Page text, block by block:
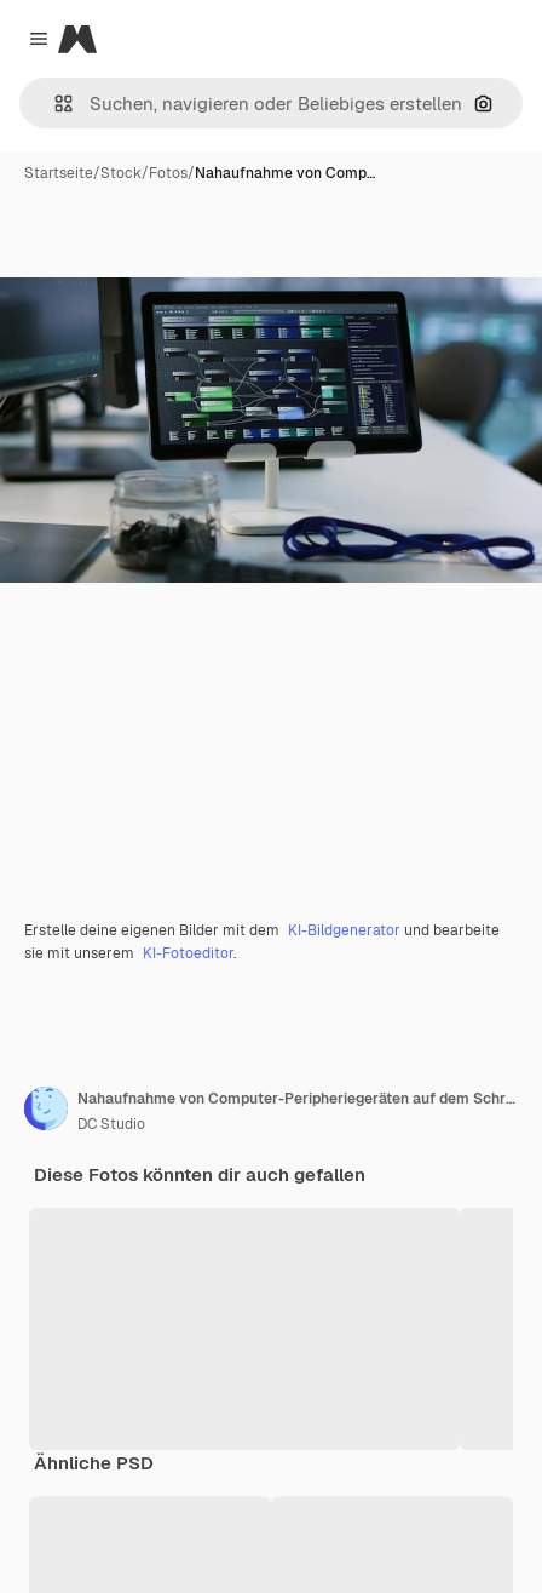
Close menu
Magnific
Nach
Startseite/Stock/Fotos/Nahaufnahme von Comp…
Erstelle deine eigenen Bilder mit dem KI-Bildgenerator und bearbeite
sie mit unserem KI-Fotoeditor.
Nahaufnahme von Computer-Peripheriegeräten auf dem Schreibtisch des Serverraums
DC Studio
Diese Fotos könnten dir auch gefallen
Ähnliche PSD